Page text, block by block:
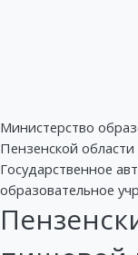
Министерство
Пензенской области
Государственное
образовательное